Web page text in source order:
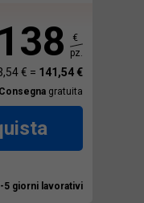
138
€
pz.
€ = 141,54 €
Consegna gratuita
5 giorni lavorativi